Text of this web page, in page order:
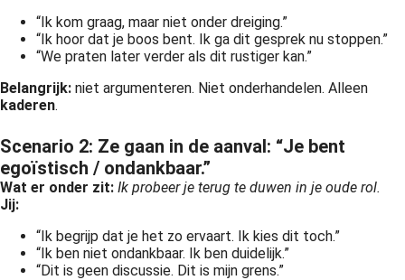
“Ik kom graag, maar niet onder dreiging.”
“Ik hoor dat je boos bent. Ik ga dit gesprek nu stoppen.”
“We praten later verder als dit rustiger kan.”
Belangrijk: niet argumenteren. Niet onderhandelen. Alleen
kaderen.
Scenario 2: Ze gaan in de aanval: “Je bent
egoïstisch / ondankbaar.”
Wat er onder zit: Ik probeer je terug te duwen in je oude rol.
Jij:
“Ik begrijp dat je het zo ervaart. Ik kies dit toch.”
“Ik ben niet ondankbaar. Ik ben duidelijk.”
“Dit is geen discussie. Dit is mijn grens.”